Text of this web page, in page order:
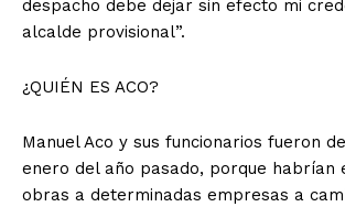
despacho debe dejar sin efecto mi
alcalde provisional”.
¿QUIÉN ES ACO?
Manuel Aco y sus funcionarios fueron
enero del año pasado, porque habrían
obras a determinadas empresas a